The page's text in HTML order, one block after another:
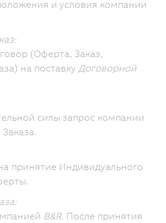
и условия компании
(Оферта, Заказ,
на поставку Договорной
силы запрос компании
принятие Индивидуального
B&R. После принятия